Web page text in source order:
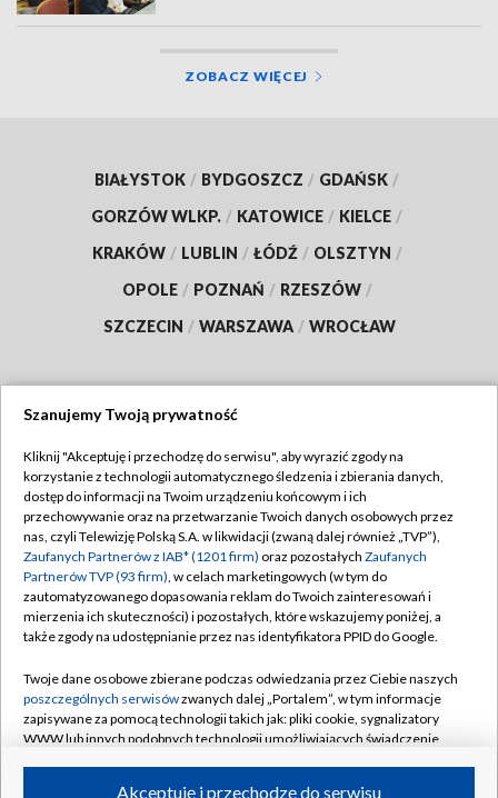
ZOBACZ WIĘCEJ
BIAŁYSTOK / BYDGOSZCZ / GDAŃSK /
GORZÓW WLKP. / KATOWICE / KIELCE /
KRAKÓW / LUBLIN / ŁÓDŹ / OLSZTYN /
OPOLE / POZNAŃ / RZESZÓW /
SZCZECIN / WARSZAWA / WROCŁAW
TVP
Abonament TVP
Emisja w TVP
Centrum informacji TVP
Naziemna Telewizja Cyfrowa
Rada Programowa
System NOS
Informacje o nadawcy
Regulamin TVP
Polityka prywatności
Moje zgody
Pomoc
Kontakt
Kanały
Szanujemy Twoją prywatność
Kliknij "Akceptuję i przechodzę do serwisu", aby wyrazić zgody na
korzystanie z technologii automatycznego śledzenia i zbierania danych,
dostęp do informacji na Twoim urządzeniu końcowym i ich
przechowywanie oraz na przetwarzanie Twoich danych osobowych przez
nas, czyli Telewizję Polską S.A. w likwidacji (zwaną dalej również „TVP”),
Zaufanych Partnerów z IAB* (1201 firm) oraz pozostałych Zaufanych
Partnerów TVP (93 firm), w celach marketingowych (w tym do
zautomatyzowanego dopasowania reklam do Twoich zainteresowań i
mierzenia ich skuteczności) i pozostałych, które wskazujemy poniżej, a
także zgody na udostępnianie przez nas identyfikatora PPID do Google.
Twoje dane osobowe zbierane podczas odwiedzania przez Ciebie naszych
poszczególnych serwisówzwanych dalej „Portalem”, w tym informacje
zapisywane za pomocą technologii takich jak: pliki cookie, sygnalizatory
WWW lub innych podobnych technologii umożliwiających świadczenie
Akceptuję i przechodzę do serwisu